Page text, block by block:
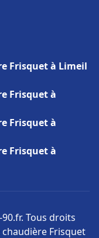
Frisquet à Limeil
Frisquet à
Frisquet à
Frisquet à
Tous droits
Frisquet